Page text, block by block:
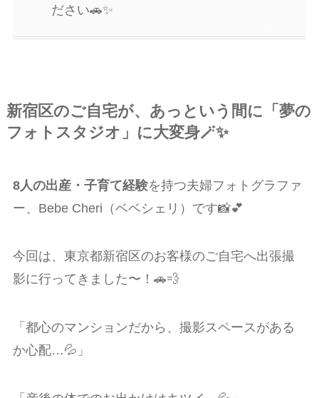
ださい🚗✨
新宿区のご自宅が、あっという間に「夢の
フォトスタジオ」に大変身🪄✨
8人の出産・子育て経験を持つ夫婦フォトグラファ
ー、Bebe Cheri（ベベシェリ）です📸💕
今回は、東京都新宿区のお客様のご自宅へ出張撮
影に行ってきました〜！🚗💨
「都心のマンションだから、撮影スペースがある
か心配…💦」